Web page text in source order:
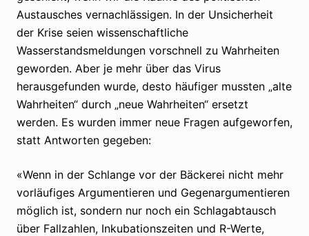
Austausches vernachlässigen. In der Unsicherheit
der Krise seien wissenschaftliche
Wasserstandsmeldungen vorschnell zu Wahrheiten
geworden. Aber je mehr über das Virus
herausgefunden wurde, desto häufiger mussten „alte
Wahrheiten“ durch „neue Wahrheiten“ ersetzt
werden. Es wurden immer neue Fragen aufgeworfen,
statt Antworten gegeben:
«Wenn in der Schlange vor der Bäckerei nicht mehr
vorläufiges Argumentieren und Gegenargumentieren
möglich ist, sondern nur noch ein Schlagabtausch
über Fallzahlen, Inkubationszeiten und R-Werte,